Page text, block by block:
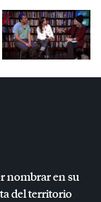
nombrar en su
del territorio